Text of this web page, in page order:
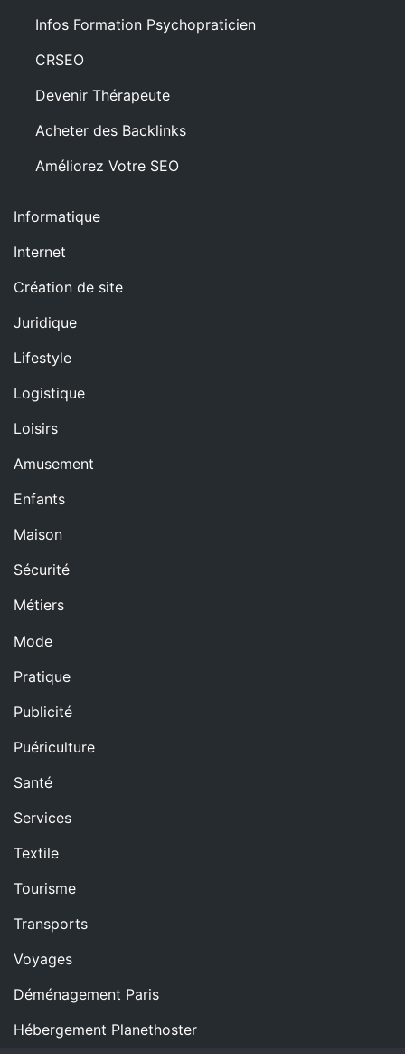
Infos Formation Psychopraticien
CRSEO
Devenir Thérapeute
Acheter des Backlinks
Améliorez Votre SEO
Informatique
Internet
Création de site
Juridique
Lifestyle
Logistique
Loisirs
Amusement
Enfants
Maison
Sécurité
Métiers
Mode
Pratique
Publicité
Puériculture
Santé
Services
Textile
Tourisme
Transports
Voyages
Déménagement Paris
Hébergement Planethoster